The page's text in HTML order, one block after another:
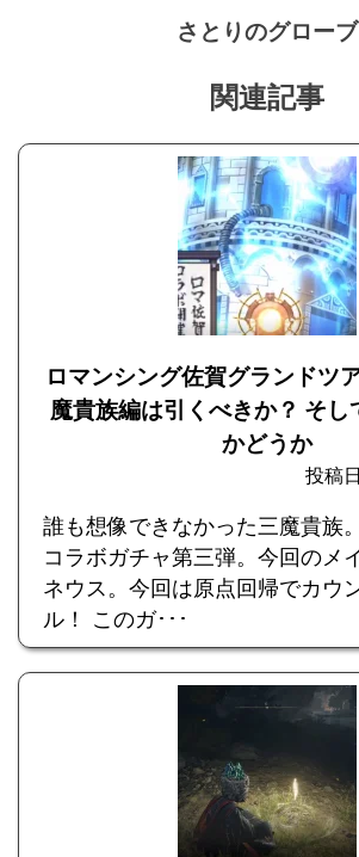
さとりのグローブ
関連記事
ロマンシング佐賀グランドツ
魔貴族編は引くべきか？ そし
かどうか
投稿
誰も想像できなかった三魔貴
コラボガチャ第三弾。今回のメ
ネウス。今回は原点回帰でカウ
ル！ このガ･･･